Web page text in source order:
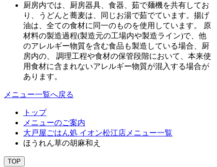
厨房内では、厨房器具、食器、茹で麺機を共有してお
り、うどんと蕎麦は、同じお湯で茹でています。揚げ
油は、全ての食材に同一のものを使用しています。 原
材料の製造過程(製造元の工場内や製造ライン)で、他
のアレルギー物質を含む食品も製造している場合、厨
房内の、 調理工程や食材の保管段階において、本来使
用食材に含まれないアレルギー物質が混入する場合が
あります。
メニュー一覧へ戻る
トップ
メニューのご案内
大戸屋ごはん処 イオン松江店メニュー一覧
ほうれん草の胡麻和え
TOP